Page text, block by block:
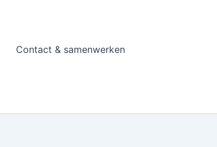
Contact & samenwerken